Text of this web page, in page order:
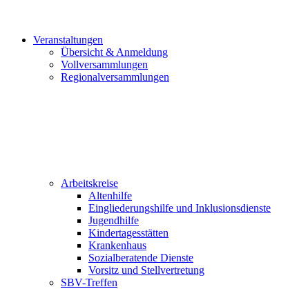
Veranstaltungen
Übersicht & Anmeldung
Vollversammlungen
Regionalversammlungen
Arbeitskreise
Altenhilfe
Eingliederungshilfe und Inklusionsdienste
Jugendhilfe
Kindertagesstätten
Krankenhaus
Sozialberatende Dienste
Vorsitz und Stellvertretung
SBV-Treffen